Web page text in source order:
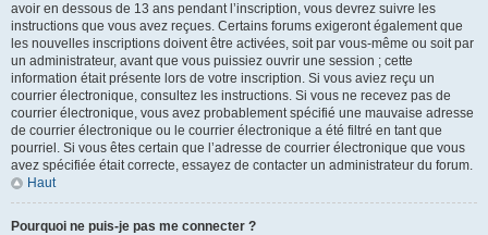
avoir en dessous de 13 ans pendant l’inscription, vous devrez suivre les
instructions que vous avez reçues. Certains forums exigeront également que
les nouvelles inscriptions doivent être activées, soit par vous-même ou soit par
un administrateur, avant que vous puissiez ouvrir une session ; cette
information était présente lors de votre inscription. Si vous aviez reçu un
courrier électronique, consultez les instructions. Si vous ne recevez pas de
courrier électronique, vous avez probablement spécifié une mauvaise adresse
de courrier électronique ou le courrier électronique a été filtré en tant que
pourriel. Si vous êtes certain que l’adresse de courrier électronique que vous
avez spécifiée était correcte, essayez de contacter un administrateur du forum.
Haut
Pourquoi ne puis-je pas me connecter ?